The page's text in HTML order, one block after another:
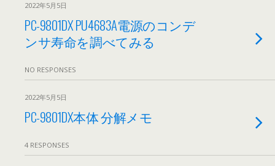
2022年5月5日
PC-9801DX PU4683A電源のコンデ
ンサ寿命を調べてみる
NO RESPONSES
2022年5月5日
PC-9801DX本体 分解メモ
4 RESPONSES